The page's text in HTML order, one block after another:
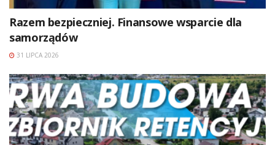
Razem bezpieczniej. Finansowe wsparcie dla
samorządów
31 LIPCA 2026